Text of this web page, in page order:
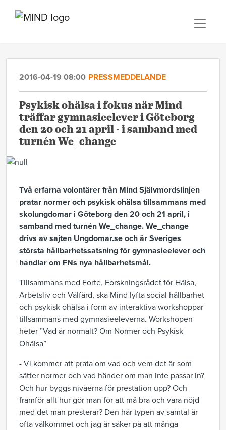
2016-04-19 08:00 PRESSMEDDELANDE
​Psykisk ohälsa i fokus när Mind
träffar gymnasieelever i Göteborg
den 20 och 21 april - i samband med
turnén We_change
Två erfarna volontärer från Mind Självmordslinjen
pratar normer och psykisk ohälsa tillsammans med
skolungdomar i Göteborg den 20 och 21 april, i
samband med turnén We_change. We_change
drivs av sajten Ungdomar.se och är Sveriges
största hållbarhetssatsning för gymnasieelever och
handlar om FNs nya hållbarhetsmål.
Tillsammans med Forte, Forskningsrådet för Hälsa,
Arbetsliv och Välfärd, ska Mind lyfta social hållbarhet
och psykisk ohälsa i form av interaktiva workshoppar
tillsammans med gymnasieeleverna. Workshopen
heter ”Vad är normalt? Om Normer och Psykisk
Ohälsa”
- Vi kommer att prata om vad och vem det är som
sätter normer och vad händer om man inte passar in?
Och hur byggs nivåerna för prestation upp? Och
framför allt hur gör man för att må bra och vara nöjd
med det man presterar? Den här typen av samtal är
ofta välkommet och jag är säker på att många